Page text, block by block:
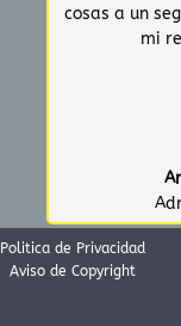
cosas a un
mi
Politica de Privacidad
Aviso de Copyright